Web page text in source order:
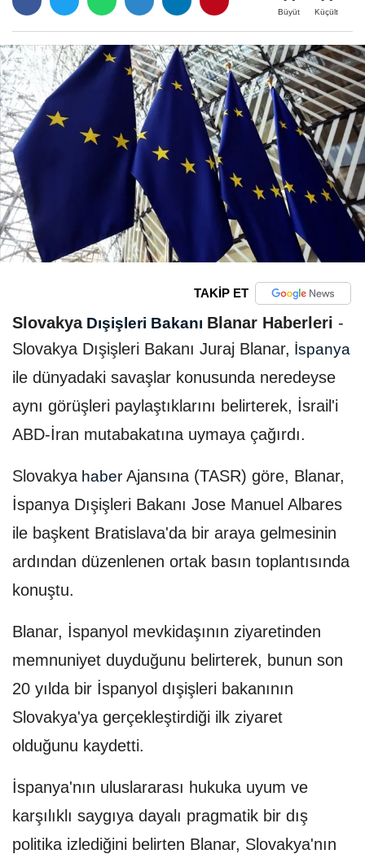
Büyüt Küçült
TAKİP ET
SlovakyaDışişleri Bakanı Blanar Haberleri -
Slovakya Dışişleri Bakanı Juraj Blanar, İspanya
ile dünyadaki savaşlar konusunda neredeyse
aynı görüşleri paylaştıklarını belirterek, İsrail'i
ABD-İran mutabakatına uymaya çağırdı.
Slovakya haber Ajansına (TASR) göre, Blanar,
İspanya Dışişleri Bakanı Jose Manuel Albares
ile başkent Bratislava'da bir araya gelmesinin
ardından düzenlenen ortak basın toplantısında
konuştu.
Blanar, İspanyol mevkidaşının ziyaretinden
memnuniyet duyduğunu belirterek, bunun son
20 yılda bir İspanyol dışişleri bakanının
Slovakya'ya gerçekleştirdiği ilk ziyaret
olduğunu kaydetti.
İspanya'nın uluslararası hukuka uyum ve
karşılıklı saygıya dayalı pragmatik bir dış
politika izlediğini belirten Blanar, Slovakya'nın